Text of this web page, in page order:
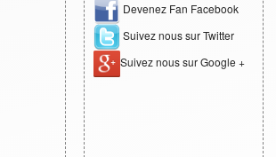
Devenez Fan Facebook
Suivez nous sur Twitter
Suivez nous sur Google +